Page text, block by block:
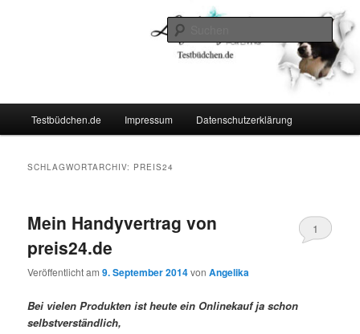
Testbüdchen.de Impressum Datenschutzerklärung
SCHLAGWORTARCHIV: PREIS24
Mein Handyvertrag von
preis24.de
Veröffentlicht am9. September 2014vonAngelika
1
Bei vielen Produkten ist heute ein Onlinekauf ja schon
selbstverständlich,